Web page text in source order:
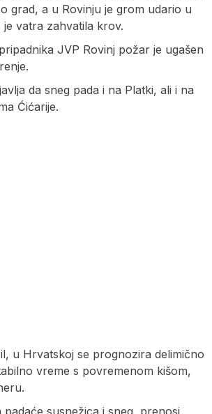
grad, a u Rovinju je grom udario u
vatra zahvatila krov.
JVP Rovinj požar je ugašen
da sneg pada i na Platki, ali i na
Ćićarije.
u Hrvatskoj se prognozira delimično
vreme s povremenom kišom,
padaće susnežica i sneg, prenosi